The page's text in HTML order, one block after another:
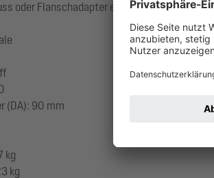
oder Flanschadapter einzusetzen.
(DA): 90 mm
kg
kg